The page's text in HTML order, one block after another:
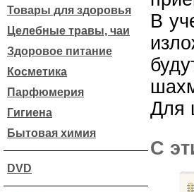
Товары для здоровья
Целебные травы, чаи
Здоровое питание
Косметика
Парфюмерия
Гигиена
Бытовая химия
DVD
В
Для
С